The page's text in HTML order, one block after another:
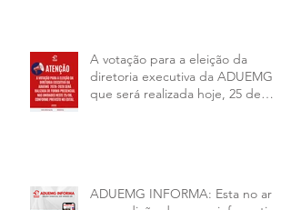
A votação para a eleição da
diretoria executiva da ADUEMG
que será realizada hoje, 25 de
ADUEMG INFORMA: Esta no ar a